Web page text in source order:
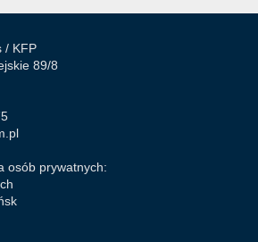
/ KFP
89/8
osób prywatnych: